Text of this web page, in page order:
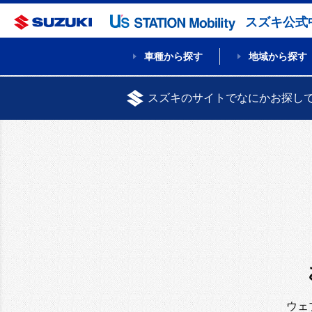
スズキ公式
車種から探す 地域から探す
スズキのサイトでなにかお探し
ウェ